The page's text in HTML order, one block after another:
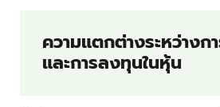
ความแตกต่างระหว่างก
และการลงทุนในหุ้น